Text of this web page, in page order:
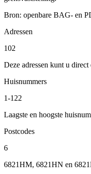
Bron: openbare BAG- en
Adressen
102
Deze adressen kunt u direct
Huisnummers
1-122
Laagste en hoogste
Postcodes
6
6821HM, 6821HN en